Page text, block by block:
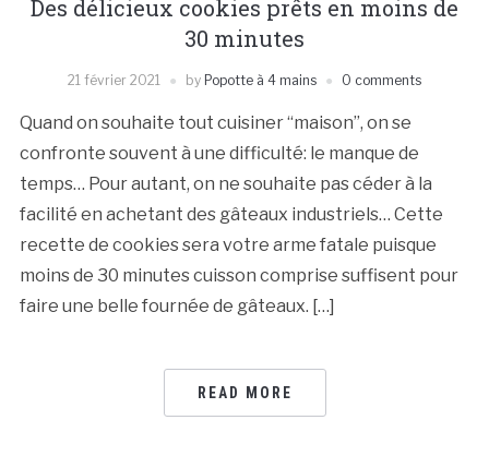
Des délicieux cookies prêts en moins de
30 minutes
21 février 2021 by Popotte à 4 mains 0 comments
Quand on souhaite tout cuisiner “maison”, on se
confronte souvent à une difficulté: le manque de
temps… Pour autant, on ne souhaite pas céder à la
facilité en achetant des gâteaux industriels… Cette
recette de cookies sera votre arme fatale puisque
moins de 30 minutes cuisson comprise suffisent pour
faire une belle fournée de gâteaux. […]
READ MORE